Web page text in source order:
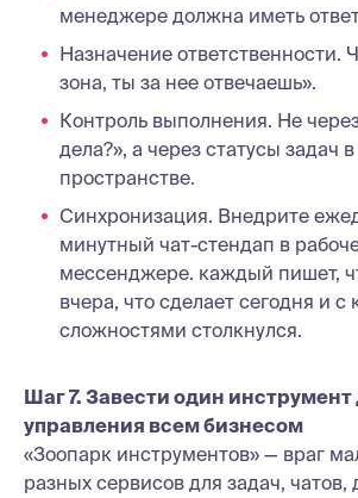
менеджере должна иметь
Назначение ответственности.
зона, ты за нее отвечаешь».
Контроль выполнения. Не
дела?», а через статусы задач
пространстве.
Синхронизация. Внедрите
минутный чат-стендап в
мессенджере. каждый пишет,
вчера, что сделает сегодня и с
сложностями столкнулся.
Шаг 7. Завести один инструмент
управления всем бизнесом
«Зоопарк инструментов» — враг
разных сервисов для задач, чатов,